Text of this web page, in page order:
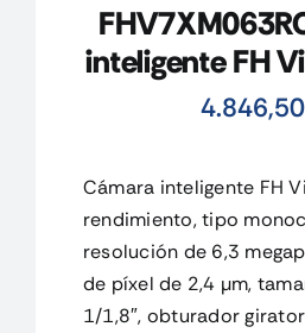
inteligente FH
4.846,50
Cámara inteligente FH
rendimiento, tipo
resolución de 6,3
de píxel de 2,4 µm,
1/1,8″, obturador